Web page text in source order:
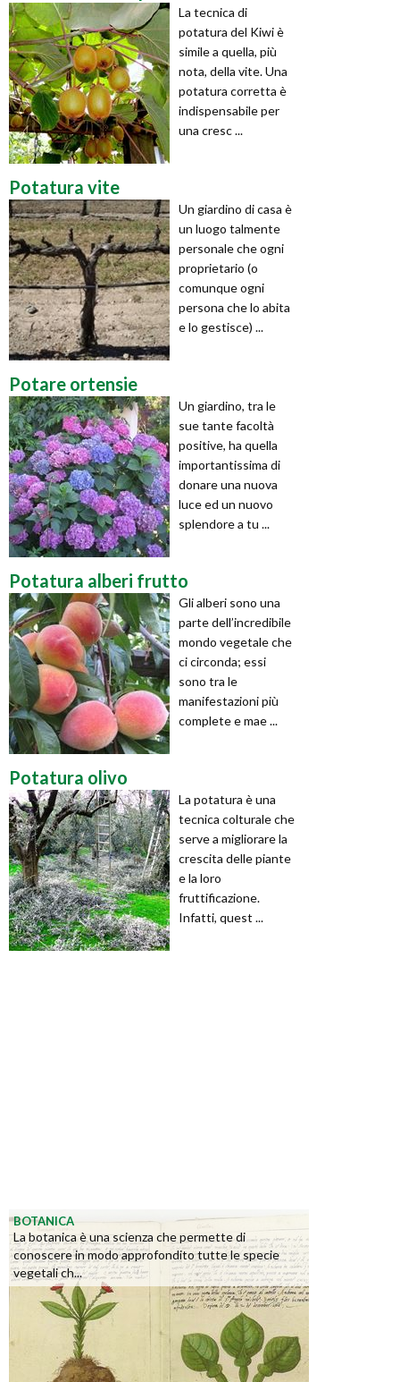
La tecnica di
potatura del Kiwi è
simile a quella, più
nota, della vite. Una
potatura corretta è
indispensabile per
una cresc ...
Potatura vite
Un giardino di casa è
un luogo talmente
personale che ogni
proprietario (o
comunque ogni
persona che lo abita
e lo gestisce) ...
Potare ortensie
Un giardino, tra le
sue tante facoltà
positive, ha quella
importantissima di
donare una nuova
luce ed un nuovo
splendore a tu ...
Potatura alberi frutto
Gli alberi sono una
parte dell’incredibile
mondo vegetale che
ci circonda; essi
sono tra le
manifestazioni più
complete e mae ...
Potatura olivo
La potatura è una
tecnica colturale che
serve a migliorare la
crescita delle piante
e la loro
fruttificazione.
Infatti, quest ...
BOTANICA
La botanica è una scienza che permette di
conoscere in modo approfondito tutte le specie
vegetali ch...